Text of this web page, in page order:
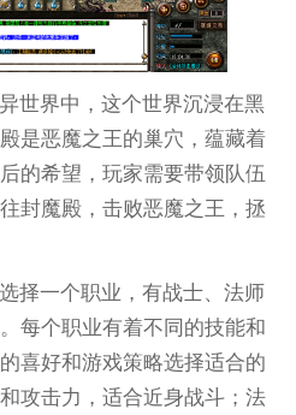
世界中，这个世界沉浸在黑
是恶魔之王的巢穴，蕴藏着
的希望，玩家需要带领队伍
封魔殿，击败恶魔之王，拯
择一个职业，有战士、法师
每个职业有着不同的技能和
喜好和游戏策略选择适合的
攻击力，适合近身战斗；法